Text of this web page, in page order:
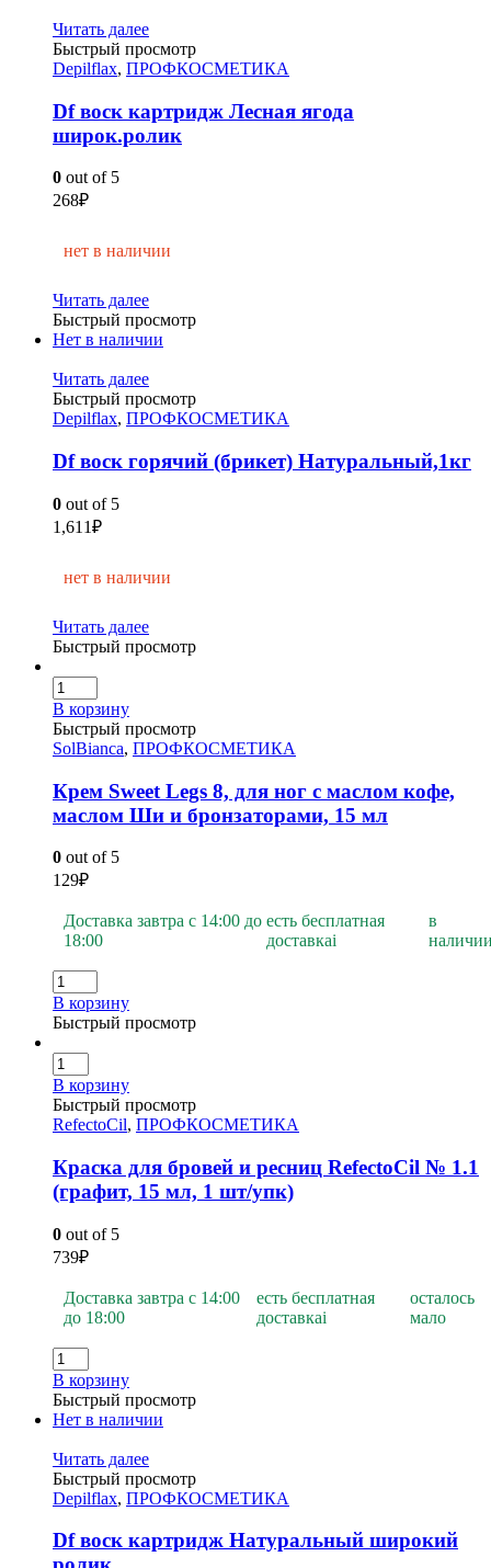
Читать далее
Быстрый просмотр
Depilflax, ПРОФКОСМЕТИКА
Df воск картридж Лесная ягода
широк.ролик
0 out of 5
268₽
нет в наличии
Читать далее
Быстрый просмотр
Нет в наличии
Читать далее
Быстрый просмотр
Depilflax, ПРОФКОСМЕТИКА
Df воск горячий (брикет) Натуральный,1кг
0 out of 5
1,611₽
нет в наличии
Читать далее
Быстрый просмотр
В корзину
Быстрый просмотр
SolBianca, ПРОФКОСМЕТИКА
Крем Sweet Legs 8, для ног с маслом кофе,
маслом Ши и бронзаторами, 15 мл
0 out of 5
129₽
Доставка завтра с 14:00 до
18:00
есть бесплатная
доставкаi
в
В корзину
Быстрый просмотр
В корзину
Быстрый просмотр
RefectoCil, ПРОФКОСМЕТИКА
Краска для бровей и ресниц RefectoCil № 1.1
(графит, 15 мл, 1 шт/упк)
0 out of 5
739₽
Доставка завтра с 14:00
до 18:00
есть бесплатная
доставкаi
осталось
мало
В корзину
Быстрый просмотр
Нет в наличии
Читать далее
Быстрый просмотр
Depilflax, ПРОФКОСМЕТИКА
Df воск картридж Натуральный широкий